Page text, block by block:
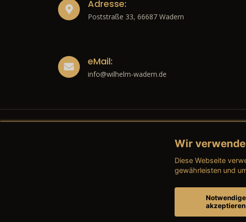
Adresse:
Poststraße 33, 66687 Wadern
eMail:
info@wilhelm-wadern.de
Rechtliches
→ Impressum
Wir
Diese Webseite
gewährleisten und
Notwendige
akzeptieren